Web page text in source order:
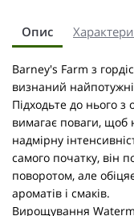
Опис
Barney's Farm з
визнаний
Підходьте до нього з
вимагає поваги, щоб
надмірну
самого початку, він
поворотом, але
ароматів і смаків.
Вирощування